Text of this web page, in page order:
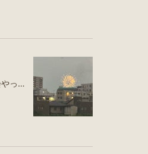
こんばんは！先週土曜日、ちょうど帰宅途中、花火大会やってて、家のすぐ前で花火を見ることができました暑くて、長居は無理でしたが💦さて、前半の夏期講習がやっと終了✨最後は模試でした。娘いわく「結構できた！」とのこと🤣本当かな？と思いつつ（笑）、結果が気になって仕方ない様子です。後半の夏期講習は8月半ばからスタート。少しだけ休憩期間です😊部活も5日でひと段落。夏休みが始まってからというもの、毎日が部活と塾の繰り返しで、“夏休み”を感じる暇もなく過ぎていっています💦吹奏楽部はコンクールまでは休みなし。塾のお迎えに、仕事休みの時は部活の送り迎えもしたりと、親もなかなかハードでした😂今日は部活へ行く前に、うちのマンションのイベントで、にキッチンカー2台が来ていたのでちょっと立ち寄り♪クレープやホットドッグ🌭を購入。美味しかったです午後は部活のお迎えへ行くと、友達ママから「このあとご飯行かない？」と嬉しいお誘い✨子どもたちも一緒に『オリーブの丘』でイタリアン🍝久しぶりにゆっくりおしゃべりできて、楽しい時間でした♡そして夜は、保育園時代からの友達と男女みんなでLINE電話🤙気付けば0時まで大盛り上がり😂子どもたちも久しぶりに話せて、とっても楽しそうでした♪忙しい毎日だけど、こういう息抜きの時間があるとまた頑張れますね😊さぁ、今週も頑張ろう〜！！都シティ 近鉄京都駅（旧：ホテル近鉄京都駅）楽天トラベル都ホテル京都八条楽天トラベル【楽天1位】速乾タオル スイミングタオル バイカラー 速乾 バスタオル フェイスタオル 2枚セット セイムタオル スポーツタオル 吸汗 軽量 超吸水 吸水タオル セームタオル セット 収納ポーチ 軽い スポーツ 洗車 水泳 ジム ヨガ 髪 早く乾く おしゃれ楽天市場${EVENT_LABEL_01_TEXT}【バグ価格！1枚990円〜！2枚買いクーポンで！】 【楽天1位】tシャツ カットソー 半袖 長袖 レディース 大きいサイズ 涼しい 綿混 夏 春 ゆったり おしゃれ ワンポイント 二の腕隠し 体型カバー 白 無地 黒 トップス 送料無料 [郵1.5]^t570^楽天市場${EVENT_LABEL_01_TEXT}＼クーポン利用で4,100円〜／ タンキニ 水着 レディース 体型カバー 5点セット レギンス ショートパンツ 水陸両用 フィットネス 上下セット ママ水着 大きいサイズ【一部予約販売】【水着B3】楽天市場${EVENT_LABEL_01_TEXT}【楽天1位】＼限定半額クーポンで2,490円！／ドライヤー 大風量 1400W 速乾 ヘアドライヤー 3億高濃度マイナスイオン 髪質改善・静電気防止 ドライヤー 大風量 冷熱風 3段階風量 低騒音 過熱保護 ノズル・壁掛け付 ドライヤー 軽量 コンパクト 家庭/旅行楽天市場${EVENT_LABEL_01_TEXT}